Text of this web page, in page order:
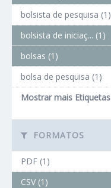
bolsista de pesquisa (1)
bolsista de iniciaç... (1)
bolsas (1)
bolsa de pesquisa (1)
Mostrar mais Etiquetas
FORMATOS
PDF (1)
CSV (1)